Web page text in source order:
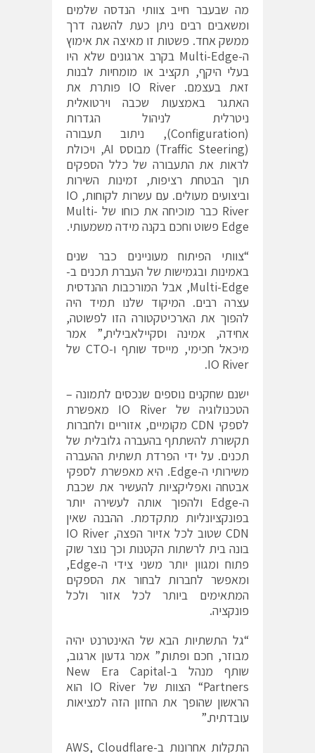
מה שבעבר חייב צוותי הנדסה שלמים
ומשאבים רבים ניתן כעת להשגה דרך
ממשק אחד. פשטות זו מאיצה את אימוץ
ה-Multi-Edge בקרב ארגונים שלא היו
בעלי היקף, תקציב או מומחיות לבנות
זאת בעצמם. IO River פותרת את
האתגר באמצעות שכבה וירטואלית
ניטרלית לניהול הגדרות
(Configuration), ניתוב תעבורה
(Traffic Steering) מבוסס AI, ויכולת
לראות את התעבורה של כלל הספקים
תוך הבטחת רציפות, זמינות השירות
וביצועים מעולים. עם עשרות לקוחות, IO
River כבר מוכיחה את כוחו של Multi-
Edge פשוט וחכם בקנה מידה משמעותי.
“צוותי הפיתוח מעוניינים כבר שנים
באמינות ובגמישות של העברת תכנים ב-
Multi-Edge, אבל המורכבות ההנדסית
עצרה רבים. המיקוד שלנו תמיד היה
להפוך את הארכיטקטורה הזו לפשוטה,
אחידה, אמינה וסקיילאבילית,” אמר
מיכאל חכימי, מייסד שותף ו-CTO של
IO River.
ישנם שחקנים נוספים שנכסים לתמונה –
הטכנולוגיה של IO River מאפשרת
לספקי CDN מקומיים, אזוריים ולחברות
תקשורת להשתתף בהעברה גלובלית של
תכנים. על ידי הפרדת תשתית ההעברה
משירותי ה-Edge. היא מאפשרת לספקי
אבטחה ואפליקציות להעשיר את שכבת
ה-Edge ולהפוך אותה לעשירה יותר
בפונקציונליות מתקדמת. ההבנה שאין
CDN שטוב לכל אזיור הפצה, IO River
בונה בית לרשתות הקטנות וכך נוצר שוק
פתוח ומגוון יותר משני צידי ה-Edge,
ומאפשר לחברות לבחור את הספקים
המתאימים ביותר לכל אזור ולכל
פונקציה.
“גל התשתיות הבא של האינטרנט יהיה
מבוזר, חכם ופתוח,” אמר גדעון ארגוב,
שותף מנהל ב-New Era Capital
Partners“ הצוות של IO River הוא
הראשון שהופך את החזון הזה למציאות
עובדתית.”
התקלות אחרונות ב-AWS, Cloudflare